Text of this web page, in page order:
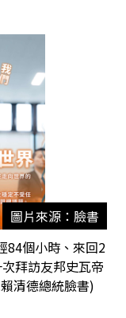
圖片來源：臉書
84個小時、來回2
拜訪友邦史瓦帝
清德總統臉書)